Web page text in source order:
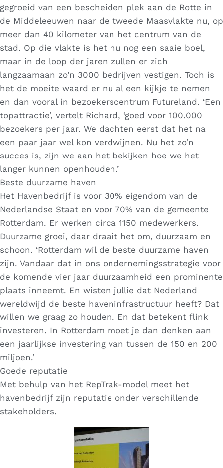
gegroeid van een bescheiden plek aan de Rotte in
de Middeleeuwen naar de tweede Maasvlakte nu, op
meer dan 40 kilometer van het centrum van de
stad. Op die vlakte is het nu nog een saaie boel,
maar in de loop der jaren zullen er zich
langzaamaan zo’n 3000 bedrijven vestigen. Toch is
het de moeite waard er nu al een kijkje te nemen
en dan vooral in bezoekerscentrum Futureland. ‘Een
topattractie’, vertelt Richard, ‘goed voor 100.000
bezoekers per jaar. We dachten eerst dat het na
een paar jaar wel kon verdwijnen. Nu het zo’n
succes is, zijn we aan het bekijken hoe we het
langer kunnen openhouden.’
Beste duurzame haven
Het Havenbedrijf is voor 30% eigendom van de
Nederlandse Staat en voor 70% van de gemeente
Rotterdam. Er werken circa 1150 medewerkers.
Duurzame groei, daar draait het om, duurzaam en
schoon. ‘Rotterdam wil de beste duurzame haven
zijn. Vandaar dat in ons ondernemingsstrategie voor
de komende vier jaar duurzaamheid een prominente
plaats inneemt. En wisten jullie dat Nederland
wereldwijd de beste haveninfrastructuur heeft? Dat
willen we graag zo houden. En dat betekent flink
investeren. In Rotterdam moet je dan denken aan
een jaarlijkse investering van tussen de 150 en 200
miljoen.’
Goede reputatie
Met behulp van het RepTrak-model meet het
havenbedrijf zijn reputatie onder verschillende
stakeholders.